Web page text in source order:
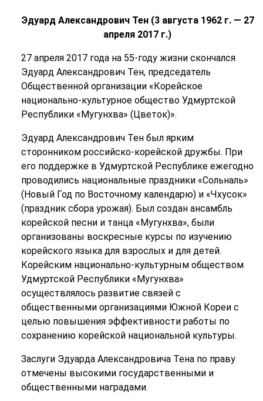
Эдуард Александрович Тен (3 августа 1962 г. — 27
апреля 2017 г.)
27 апреля 2017 года на 55-году жизни скончался
Эдуард Александрович Тен, председатель
Общественной организации «Корейское
национально-культурное общество Удмуртской
Республики «Мугунхва» (Цветок)».
Эдуард Александрович Тен был ярким
сторонником российско-корейской дружбы. При
его поддержке в Удмуртской Республике ежегодно
проводились национальные праздники «Сольналь»
(Новый Год по Восточному календарю) и «Чхусок»
(праздник сбора урожая). Был создан ансамбль
корейской песни и танца «Мугунхва», были
организованы воскресные курсы по изучению
корейского языка для взрослых и для детей.
Корейским национально-культурным обществом
Удмуртской Республики «Мугунхва»
осуществлялось развитие связей с
общественными организациями Южной Кореи с
целью повышения эффективности работы по
сохранению корейской национальной культуры.
Заслуги Эдуарда Александровича Тена по праву
отмечены высокими государственными и
общественными наградами.